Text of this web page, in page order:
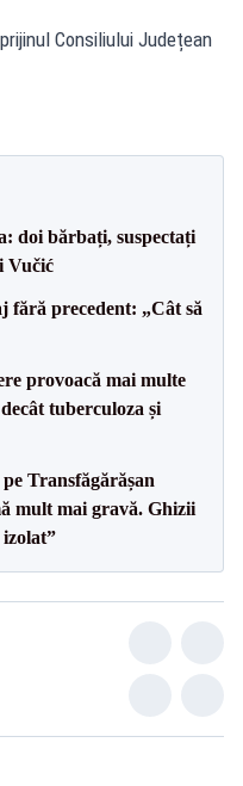
Consiliului Județean
doi bărbați, suspectați
Vučić
fără precedent: „Cât să
provoacă mai multe
tuberculoza și
Transfăgărășan
mult mai gravă. Ghizii